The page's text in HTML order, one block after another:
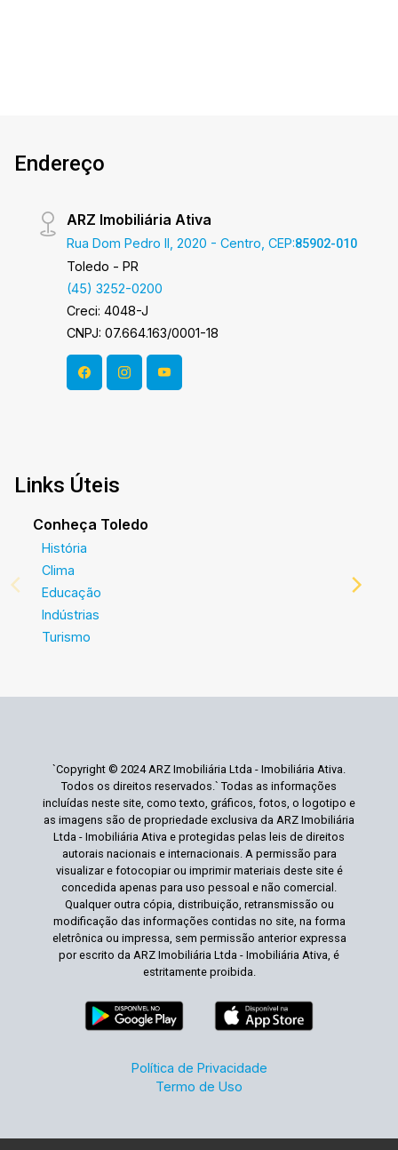
Endereço
ARZ Imobiliária Ativa
Rua Dom Pedro II, 2020 - Centro, CEP:85902-010
Toledo - PR
(45) 3252-0200
Creci: 4048-J
CNPJ: 07.664.163/0001-18
Links Úteis
Conheça Toledo
História
Clima
Educação
Indústrias
Turismo
`Copyright © 2024 ARZ Imobiliária Ltda - Imobiliária Ativa.
Todos os direitos reservados.` Todas as informações
incluídas neste site, como texto, gráficos, fotos, o logotipo e
as imagens são de propriedade exclusiva da ARZ Imobiliária
Ltda - Imobiliária Ativa e protegidas pelas leis de direitos
autorais nacionais e internacionais. A permissão para
visualizar e fotocopiar ou imprimir materiais deste site é
concedida apenas para uso pessoal e não comercial.
Qualquer outra cópia, distribuição, retransmissão ou
modificação das informações contidas no site, na forma
eletrônica ou impressa, sem permissão anterior expressa
por escrito da ARZ Imobiliária Ltda - Imobiliária Ativa, é
estritamente proibida.
Política de Privacidade
Termo de Uso